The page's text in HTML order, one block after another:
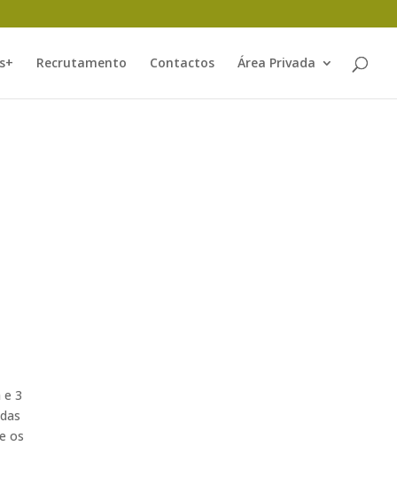
Recrutamento Contactos Área Privada
e 3
os